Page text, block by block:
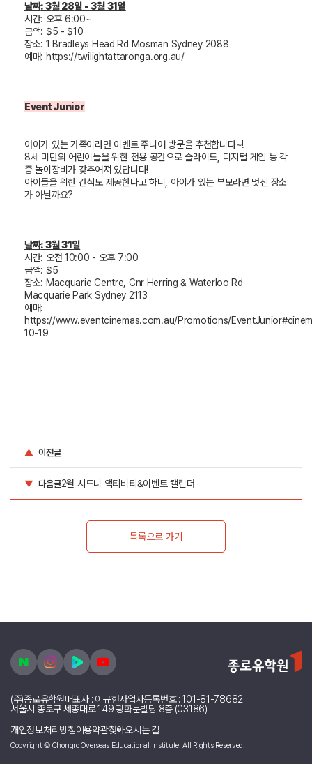
날짜: 3월28일 - 3월 31일
시간: 오후 6:00~
금액: $5 - $10
장소: 1 Bradleys Head Rd Mosman Sydney 2088
예매: https://twilightattaronga.org.au/
Event Junior
아이가 있는 가족이라면 이벤트 주니어 방문을 추천합니다~!
8세 미만의 어린이들을 위한 전용 공간으로 슬라이드 디지털 게임 등 각
종 놀이장비가 갖추어져 있답니다!
아이들을 위한 간식도 제공한다고 하니
아이가 있는 부모라면 멋진 장소
가 아닐까요?
날짜:3월 31일
시간: 오전 10:00 - 오후 7:00
금액: $5
장소: Macquarie Centre, Cnr Herring & Waterloo Rd
Macquarie Park Sydney 2113
예매:
https://www.eventcinemas.com.au/Promotions/
10-19
▲ 이전글
▼ 다음글2월 시드니 액티비티&이벤트 캘린더
목록으로 가기
(주)종로유학원대표자 : 이규헌사업자등록번호 : 101-81-78682
서울시 종로구 세종대로 149 광화문빌딩 8층 (03186)
개인정보처리방침이용약관찾아오시는 길
Copyright © Chongro Overseas Educational Institute. All Rights Reserved.